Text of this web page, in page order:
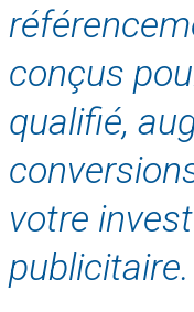
conçus
qualifié,
votre
publicitaire.